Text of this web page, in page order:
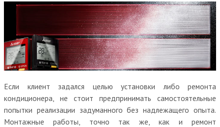
Если клиент задался целью установки либо ремонта
кондиционера, не стоит предпринимать самостоятельные
попытки реализации задуманного без надлежащего опыта.
Монтажные работы, точно так же, как и ремонт